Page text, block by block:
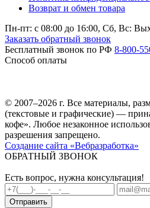
Возврат и обмен товара
Пн-пт: c 08:00 до 16:00, Сб, Вс:
Заказать обратный звонок
Бесплатный звонок по РФ 8-800-
Способ оплаты
© 2007–2026 г. Все материалы,
(текстовые и графические) —
кофе». Любое незаконное
разрешения запрещено.
Создание сайта «Вебразработка»
ОБРАТНЫЙ ЗВОНОК
Есть вопрос, нужна консультация!